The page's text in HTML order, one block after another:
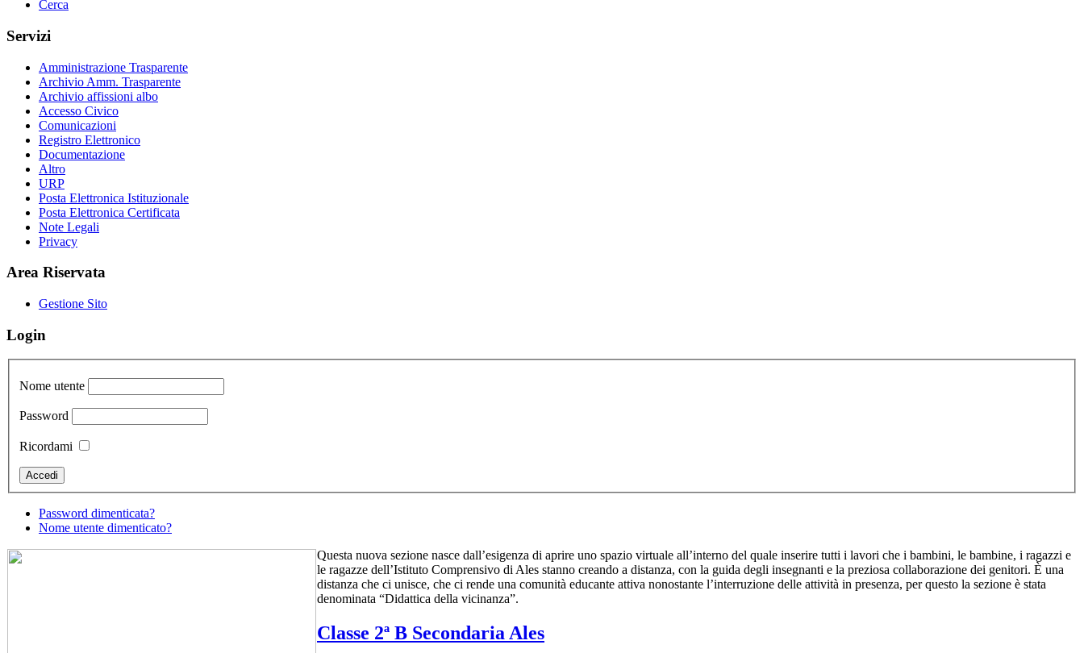
Cerca
Servizi
Amministrazione Trasparente
Archivio Amm. Trasparente
Archivio affissioni albo
Accesso Civico
Comunicazioni
Registro Elettronico
Documentazione
Altro
URP
Posta Elettronica Istituzionale
Posta Elettronica Certificata
Note Legali
Privacy
Area Riservata
Gestione Sito
Login
Nome utente
Password
Ricordami
Password dimenticata?
Nome utente dimenticato?
Questa nuova sezione nasce dall’esigenza di aprire uno spazio virtuale all’interno del quale inserire tutti i lavori che i bambini, le bambine, i ragazzi e
le ragazze dell’Istituto Comprensivo di Ales stanno creando a distanza, con la guida degli insegnanti e la preziosa collaborazione dei genitori. È una
distanza che ci unisce, che ci rende una comunità educante attiva nonostante l’interruzione delle attività in presenza, per questo la sezione è stata
denominata “Didattica della vicinanza”.
Classe 2ª B Secondaria Ales